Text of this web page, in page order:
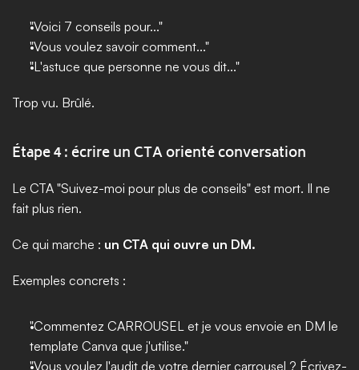
"Voici 7 conseils pour..."
"Vous voulez savoir comment..."
"L'astuce que personne ne vous dit..."
Trop vu. Brûlé.
Étape 4 : écrire un CTA orienté conversation
Le CTA "Suivez-moi pour plus de conseils" est mort. Il ne
fait plus rien.
Ce qui marche : un CTA qui ouvre un DM.
Exemples concrets :
"Commentez CARROUSEL et je vous envoie en DM le
template Canva que j'utilise."
"Vous voulez l'audit de votre dernier carrousel ? Écrivez-